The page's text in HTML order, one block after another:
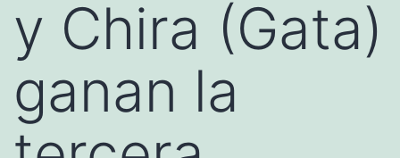
y Chira (Gata)
ganan la